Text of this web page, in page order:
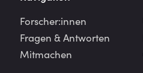
Forscher:innen
Fragen & Antworten
Mitmachen